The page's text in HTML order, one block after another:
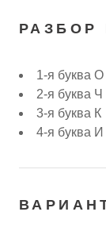
РАЗБОР
1-я буква О
2-я буква Ч
3-я буква К
4-я буква И